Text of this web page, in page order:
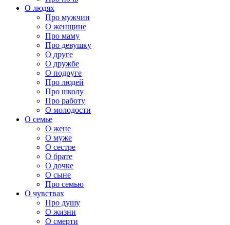
О людях
Про мужчин
О женщине
Про маму
Про девушку
О друге
О дружбе
О подруге
Про людей
Про школу
Про работу
О молодости
О семье
О жене
О муже
О сестре
О брате
О дочке
О сыне
Про семью
О чувствах
Про душу
О жизни
О смерти